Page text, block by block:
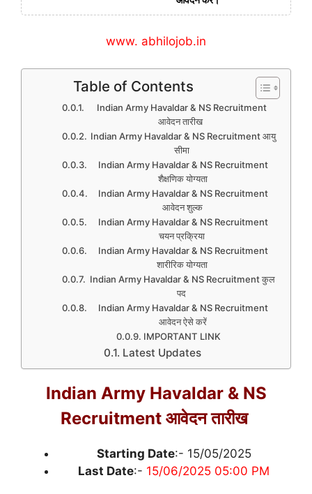
www. abhilojob.in
Table of Contents
Indian Army Havaldar & NS Recruitment
आवेदन तारीख
Indian Army Havaldar & NS Recruitment आयु
सीमा
Indian Army Havaldar & NS Recruitment
शैक्षणिक योग्यता
Indian Army Havaldar & NS Recruitment
आवेदन शुल्क
Indian Army Havaldar & NS Recruitment
चयन प्रक्रिया
Indian Army Havaldar & NS Recruitment
शारीरिक योग्यता
Indian Army Havaldar & NS Recruitment कुल
पद
Indian Army Havaldar & NS Recruitment
आवेदन ऐसे करें
IMPORTANT LINK
Latest Updates
Indian Army Havaldar & NS
Recruitment आवेदन तारीख
Starting Date:- 15/05/2025
Last Date:- 15/06/2025 05:00 PM